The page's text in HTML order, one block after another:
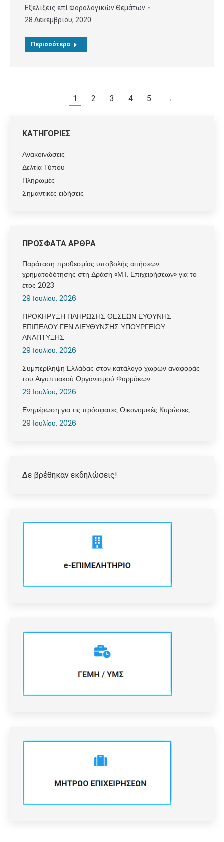
Εξελίξεις επί Φορολογικών Θεμάτων
28 Δεκεμβρίου, 2020
Περισσότερα
1 2 3 4 5 →
ΚΑΤΗΓΟΡΙΕΣ
Ανακοινώσεις
Δελτία Τύπου
Πληρωμές
Σημαντικές ειδήσεις
ΠΡΟΣΦΑΤΑ ΑΡΘΡΑ
Παράταση προθεσμίας υποβολής αιτήσεων
χρηματοδότησης στη Δράση «Μ.Ι. Επιχειρήσεων» για το
έτος 2023
29 Ιουλίου, 2026
ΠΡΟΚΗΡΥΞΗ ΠΛΗΡΩΣΗΣ ΘΕΣΕΩΝ ΕΥΘΥΝΗΣ
ΕΠΙΠΕΔΟΥ ΓΕΝ.ΔΙΕΥΘΥΝΣΗΣ ΥΠΟΥΡΓΕΙΟΥ
ΑΝΑΠΤΥΞΗΣ
29 Ιουλίου, 2026
Συμπερίληψη Ελλάδας στον κατάλογο χωρών αναφοράς
του Αιγυπτιακού Οργανισμού Φαρμάκων
29 Ιουλίου, 2026
Ενημέρωση για τις πρόσφατες Οικονομικές Κυρώσεις
29 Ιουλίου, 2026
Δε βρέθηκαν εκδηλώσεις!